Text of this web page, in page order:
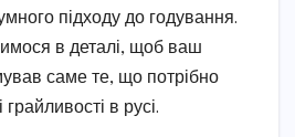
підходу до годування.
в деталі, щоб ваш
саме те, що потрібно
в русі.